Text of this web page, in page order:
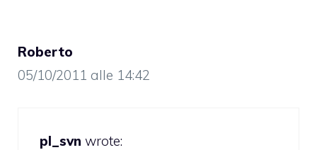
Roberto
05/10/2011 alle 14:42
pl_svn wrote: